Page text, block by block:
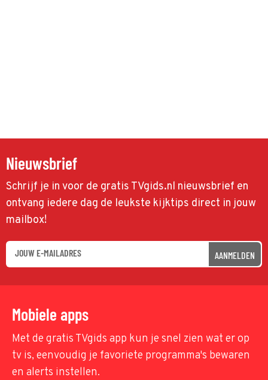
Nieuwsbrief
Schrijf je in voor de gratis TVgids.nl nieuwsbrief en
ontvang iedere dag de leukste kijktips direct in jouw
mailbox!
AANMELDEN
Mobiele apps
Met de gratis TVgids app kun je snel zien wat er op
tv is, eenvoudig je favoriete programma's bewaren
en alerts instellen.